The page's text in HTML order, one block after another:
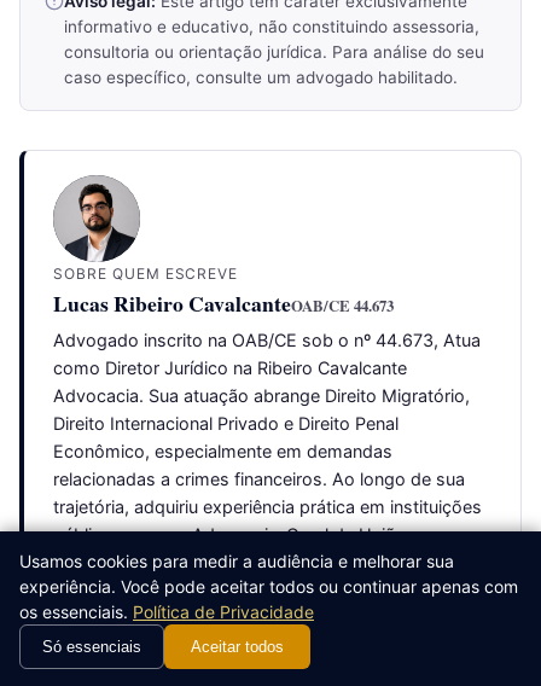
informativo e educativo, não constituindo assessoria,
consultoria ou orientação jurídica. Para análise do seu
caso específico, consulte um advogado habilitado.
SOBRE QUEM ESCREVE
Lucas Ribeiro CavalcanteOAB/CE 44.673
Advogado inscrito na OAB/CE sob o nº 44.673, Atua
como Diretor Jurídico na Ribeiro Cavalcante
Advocacia. Sua atuação abrange Direito Migratório,
Direito Internacional Privado e Direito Penal
Econômico, especialmente em demandas
relacionadas a crimes financeiros. Ao longo de sua
trajetória, adquiriu experiência prática em instituições
públicas como a Advocacia-Geral da União e a
Defensoria Pública, consolidando uma visão técnica,
estratégica e humanizada para a condução de
demandas consultivas e contenciosas.
Ver todos os artigos
Usamos cookies para medir a audiência e melhorar sua
experiência. Você pode aceitar todos ou continuar apenas com
os essenciais. Política de Privacidade
Só essenciais Aceitar todos